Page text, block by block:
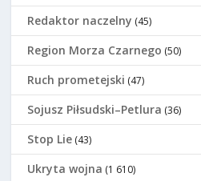
Redaktor naczelny (45)
Region Morza Czarnego (50)
Ruch prometejski (47)
Sojusz Piłsudski–Petlura (36)
Stop Lie (43)
Ukryta wojna (1 610)